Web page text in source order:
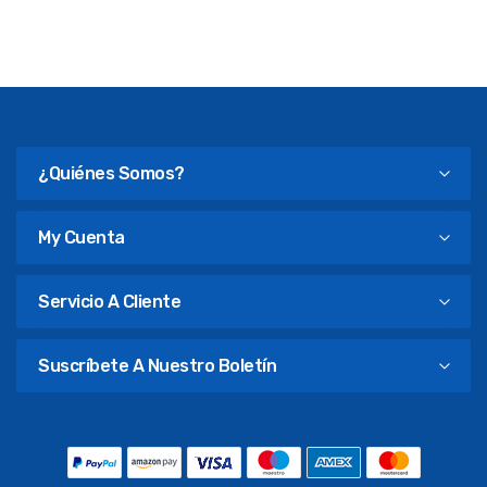
¿Quiénes Somos?
My Cuenta
Servicio A Cliente
Suscríbete A Nuestro Boletín